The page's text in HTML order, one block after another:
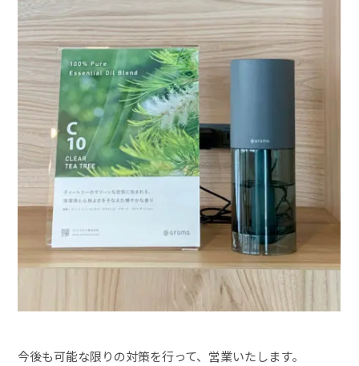
今後も可能な限りの対策を行って、営業いたします。